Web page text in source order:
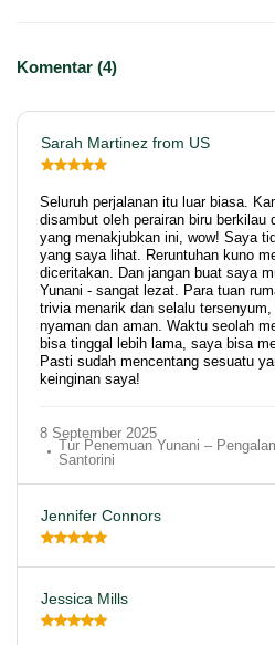
Komentar (4)
Sarah Martinez from US
Seluruh perjalanan itu luar biasa.
disambut oleh perairan biru berkilau
yang menakjubkan ini, wow! Saya
yang saya lihat. Reruntuhan kuno
diceritakan. Dan jangan buat saya
Yunani - sangat lezat. Para tuan
trivia menarik dan selalu
nyaman dan aman. Waktu seolah
bisa tinggal lebih lama, saya bisa
Pasti sudah mencentang sesuatu
keinginan saya!
8 September 2025
Tur Penemuan Yunani –
Santorini
Jennifer Connors
Jessica Mills